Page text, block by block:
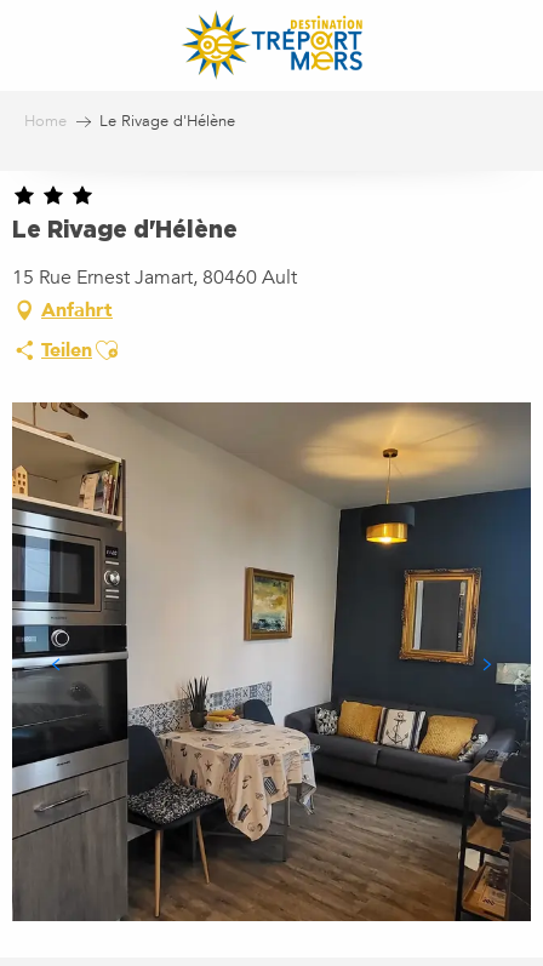
Home Le Rivage d'Hélène
Le Rivage d'Hélène
15 Rue Ernest Jamart, 80460 Ault
Anfahrt
TeilenAjouter aux favoris